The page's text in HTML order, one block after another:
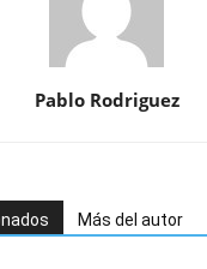
Pablo Rodriguez
Más del autor